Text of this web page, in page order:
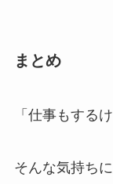
まとめ
「仕事もする
そんな気持ち